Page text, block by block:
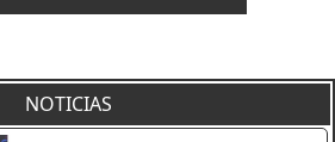
NOTICIAS